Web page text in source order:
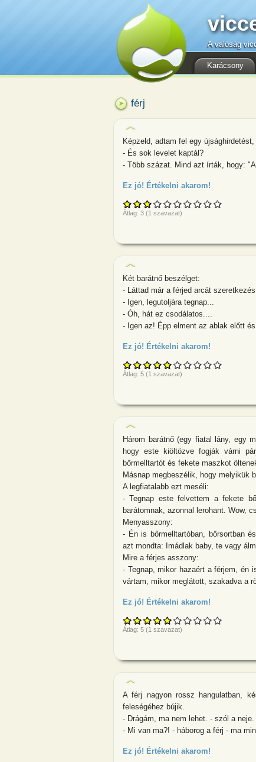
Karácsony
A valóság
férj
Képzeld, adtam fel egy
- És sok levelet kaptál?
- Több százat. Mind azt írták, hogy:
Ez jó! Értékelni akarom!
Átlag: 3 (1 szavazat)
Két barátnő beszélget:
- Láttad már a férjed arcát
- Igen, legutoljára tegnap...
- Óh, hát ez csodálatos....
- Igen az! Épp elment az ablak előtt és
Ez jó! Értékelni akarom!
Átlag: 5 (1 szavazat)
Három barátnő (egy fiatal lány, egy
hogy este kiöltözve fogják várni
bőrmelltartót és fekete maszkot
Másnap megbeszélik, hogy melyikük
A legfiatalabb ezt meséli:
- Tegnap este felvettem a fekete
barátomnak, azonnal lerohant. Wow,
Menyasszony:
- Én is bőrmelltartóban, bőrsortban
azt mondta: Imádlak baby, te vagy
Mire a férjes asszony:
- Tegnap, mikor hazaért a férjem, én
vártam, mikor meglátott, szakadva a
Ez jó! Értékelni akarom!
Átlag: 5 (1 szavazat)
A férj nagyon rossz hangulatban,
feleségéhez bújik.
- Drágám, ma nem lehet. - szól a neje.
- Mi van ma?! - háborog a férj - ma
Ez jó! Értékelni akarom!